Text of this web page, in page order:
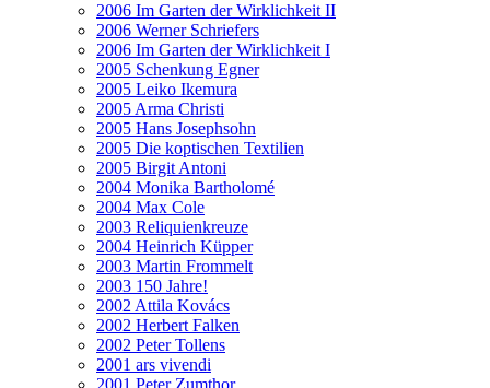
2006 Im Garten der Wirklichkeit II
2006 Werner Schriefers
2006 Im Garten der Wirklichkeit I
2005 Schenkung Egner
2005 Leiko Ikemura
2005 Arma Christi
2005 Hans Josephsohn
2005 Die koptischen Textilien
2005 Birgit Antoni
2004 Monika Bartholomé
2004 Max Cole
2003 Reliquienkreuze
2004 Heinrich Küpper
2003 Martin Frommelt
2003 150 Jahre!
2002 Attila Kovács
2002 Herbert Falken
2002 Peter Tollens
2001 ars vivendi
2001 Peter Zumthor